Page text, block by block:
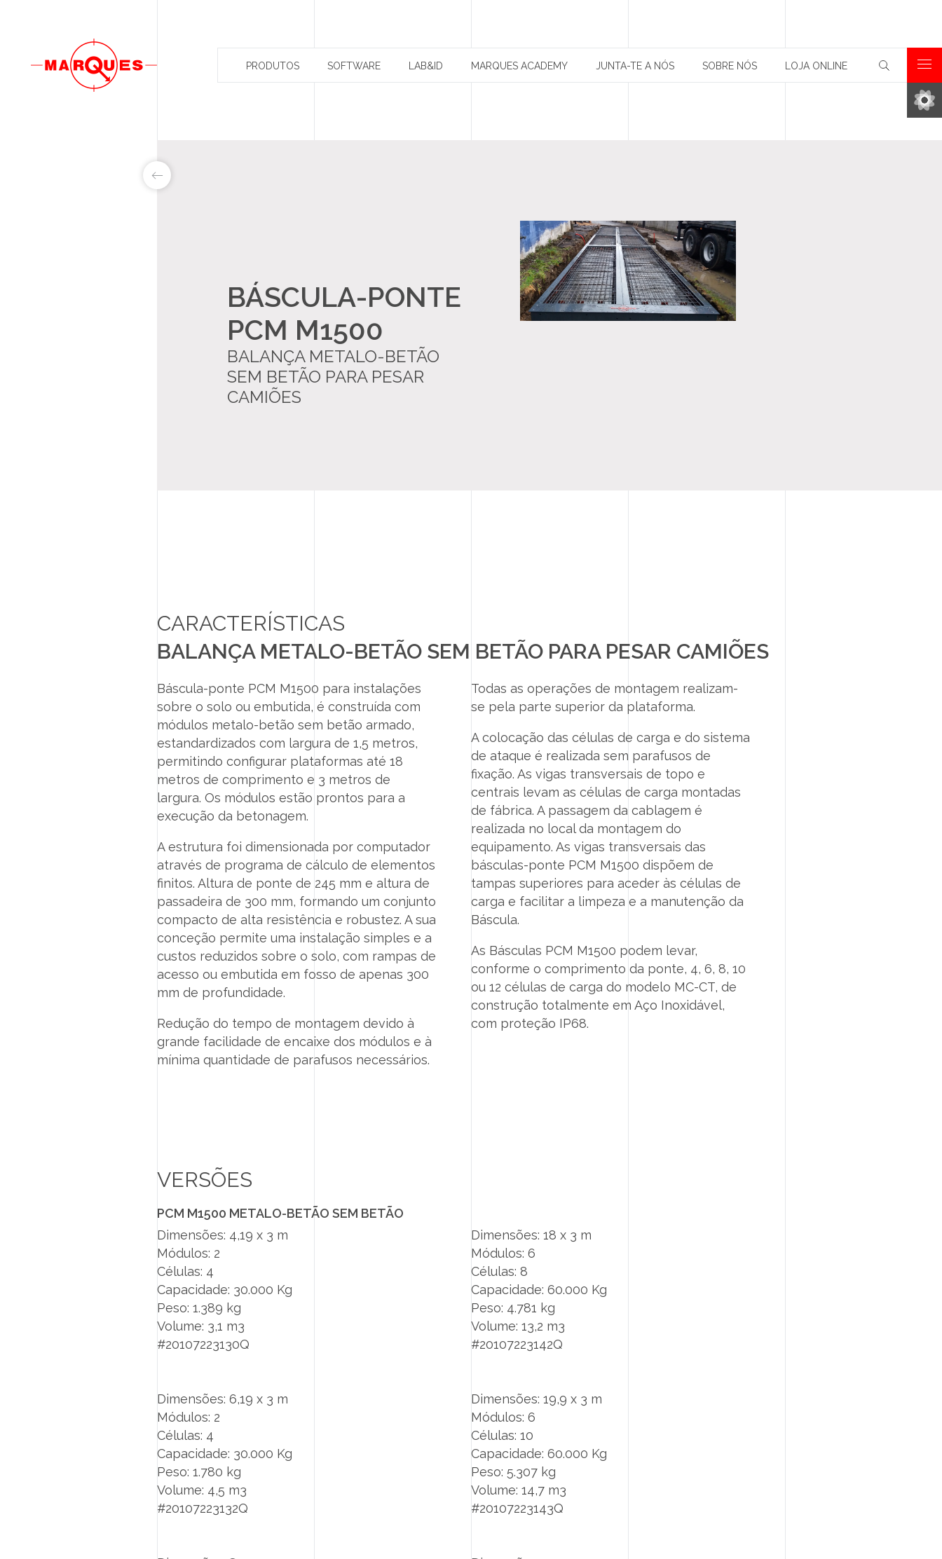
LAB&ID
MARQUES ACADEMY
RECRUTAMENTO
BLOG
LIVRO DE RECLAMAÇÕES
PRODUTOS SOFTWARE LAB&ID MARQUES ACADEMY JUNTA-TE A NÓS SOBRE NÓS LOJA ONLINE
BÁSCULA-PONTE
PCM M1500
BALANÇA METALO-BETÃO
SEM BETÃO PARA PESAR
CAMIÕES
CARACTERÍSTICAS
BALANÇA METALO-BETÃO SEM BETÃO PARA PESAR CAMIÕES
Báscula-ponte PCM M1500 para instalações
sobre o solo ou embutida, é construída com
módulos metalo-betão sem betão armado,
estandardizados com largura de 1,5 metros,
permitindo configurar plataformas até 18
metros de comprimento e 3 metros de
largura. Os módulos estão prontos para a
execução da betonagem.
A estrutura foi dimensionada por computador
através de programa de cálculo de elementos
finitos. Altura de ponte de 245 mm e altura de
passadeira de 300 mm, formando um conjunto
compacto de alta resistência e robustez. A sua
conceção permite uma instalação simples e a
custos reduzidos sobre o solo, com rampas de
acesso ou embutida em fosso de apenas 300
mm de profundidade.
Redução do tempo de montagem devido à
grande facilidade de encaixe dos módulos e à
mínima quantidade de parafusos necessários.
Todas as operações de montagem realizam-
se pela parte superior da plataforma.
A colocação das células de carga e do sistema
de ataque é realizada sem parafusos de
fixação. As vigas transversais de topo e
centrais levam as células de carga montadas
de fábrica. A passagem da cablagem é
realizada no local da montagem do
equipamento. As vigas transversais das
básculas-ponte PCM M1500 dispõem de
tampas superiores para aceder às células de
carga e facilitar a limpeza e a manutenção da
Báscula.
As Básculas PCM M1500 podem levar,
conforme o comprimento da ponte, 4, 6, 8, 10
ou 12 células de carga do modelo MC-CT, de
construção totalmente em Aço Inoxidável,
com proteção IP68.
VERSÕES
PCM M1500 METALO-BETÃO SEM BETÃO
Dimensões: 4,19 x 3 m
Módulos: 2
Células: 4
Capacidade: 30.000 Kg
Peso: 1.389 kg
Volume: 3,1 m3
#20107223130Q
Dimensões: 6,19 x 3 m
Módulos: 2
Células: 4
Capacidade: 30.000 Kg
Peso: 1.780 kg
Volume: 4,5 m3
#20107223132Q
Dimensões: 18 x 3 m
Módulos: 6
Células: 8
Capacidade: 60.000 Kg
Peso: 4.781 kg
Volume: 13,2 m3
#20107223142Q
Dimensões: 19,9 x 3 m
Módulos: 6
Células: 10
Capacidade: 60.000 Kg
Peso: 5.307 kg
Volume: 14,7 m3
#20107223143Q